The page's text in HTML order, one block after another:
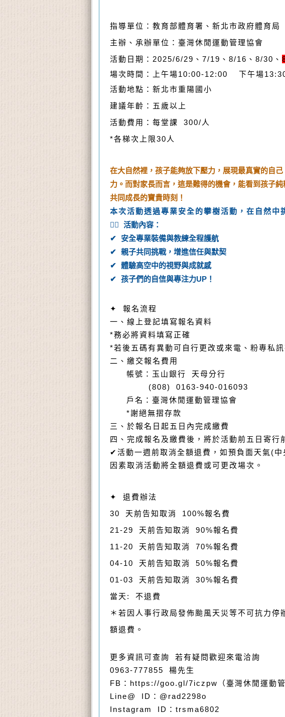
指導單位：教育部體育署、新北市政府體育局
主辦、承辦單位：臺灣休閒運動管理協會
活動日期：2025/6/29、7/19、8/16、8/30、
場次時間：上午場10:00-12:00
下午場
活動地點：新北市重陽國小
建議年齡：五歲以上
活動費用：每堂課 300/人
*各梯次上限30人
在大自然裡，孩子能夠放下壓力，展現最真實的自
力。而對家長而言，這是難得的機會，能看到孩子
共同成長的寶貴時刻！
本次活動透過專業安全的攀樹活動，在自然中
🧗‍♂️ 活動內容：
✔ 安全專業裝備與教練全程護航
✔ 親子共同挑戰，增進信任與默契
✔ 體驗高空中的視野與成就感
✔ 孩子們的自信與專注力UP！
✦ 報名流程
一、線上登記填寫報名資料
*務必將資料填寫正確
*若後五碼有異動可自行更改或來電、粉專私
二、繳交報名費用
帳號：玉山銀行 天母分行
(808) 0163-940-016093
戶名：臺灣休閒運動管理協會
*謝絕無摺存款
三、於報名日起五日內完成繳費
四、完成報名及繳費後，將於活動前五日寄行
✔︎活動一週前取消全額退費，如預負面天氣(
因素取消活動將全額退費或可更改場次。
✦ 退費辦法
30 天前告知取消 100%報名費
21-29 天前告知取消 90%報名費
11-20 天前告知取消 70%報名費
04-10 天前告知取消 50%報名費
01-03 天前告知取消 30%報名費
當天: 不退費
＊若因人事行政局發佈颱風天災等不可抗力
額退費。
更多資訊可查詢 若有疑問歡迎來電洽詢
0963-777855 楊先生
FB：https://goo.gl/7iczpw（臺灣休閒運動管
Line@ ID：@rad2298o
Instagram ID：trsma6802